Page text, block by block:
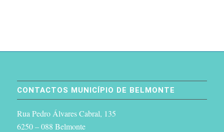
CONTACTOS MUNICÍPIO DE BELMONTE
Rua Pedro Álvares Cabral, 135
6250 – 088 Belmonte